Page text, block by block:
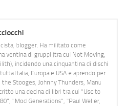
blogger. Ha militato come
ventina di gruppi (tra cui Not Moving,
incidendo una cinquantina di dischi
Italia, Europa e USA e aprendo per
the Stooges, Johnny Thunders, Manu
una decina di libri tra cui "Uscito
"Mod Generations", "Paul Weller,